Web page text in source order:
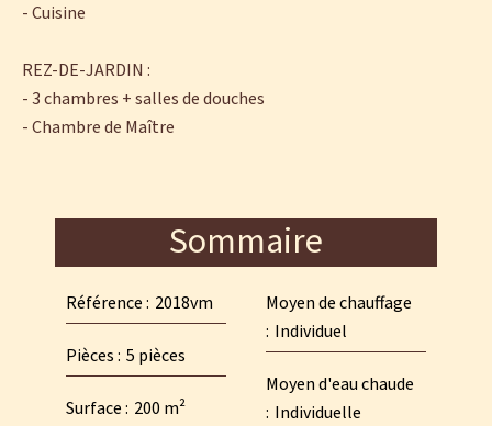
- Cuisine
REZ-DE-JARDIN :
- 3 chambres + salles de douches
- Chambre de Maître
Sommaire
Référence 2018vm
Pièces 5 pièces
Surface 200 m²
Moyen de chauffage
Individuel
Moyen d'eau chaude
Individuelle